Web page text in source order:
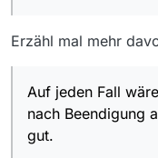
Erzähl mal mehr
Auf jeden Fall
nach Beendigung
gut.